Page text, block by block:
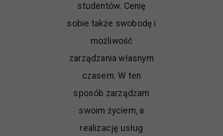
studentów. Cenię
sobie także swobodę i
możliwość
zarządzania własnym
czasem. W ten
sposób zarządzam
swoim życiem, a
realizację usług